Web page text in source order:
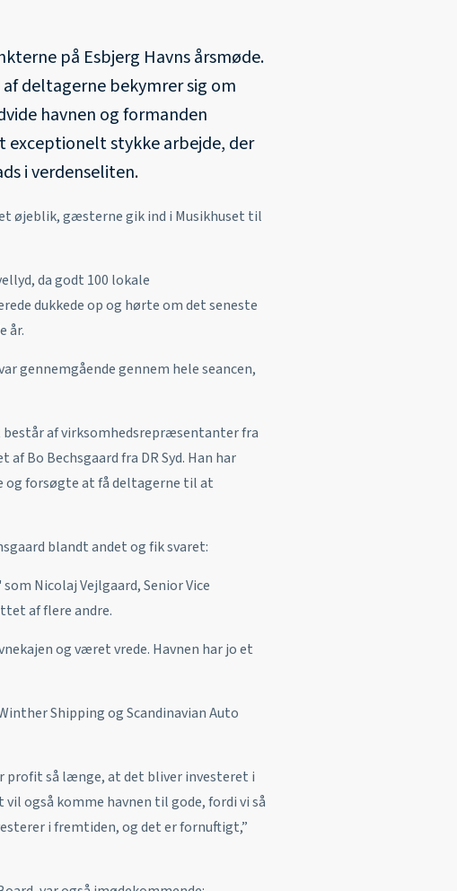
på Esbjerg Havns årsmøde.
deltagerne bekymrer sig om
havnen og formanden
exceptionelt stykke arbejde, der
i verdenseliten.
øjeblik, gæsterne gik ind i Musikhuset til
da godt 100 lokale
dukkede op og hørte om det seneste
år.
gennemgående gennem hele seancen,
består af virksomhedsrepræsentanter fra
Bo Bechsgaard fra DR Syd. Han har
forsøgte at få deltagerne til at
blandt andet og fik svaret:
Nicolaj Vejlgaard, Senior Vice
af flere andre.
og været vrede. Havnen har jo et
Shipping og Scandinavian Auto
profit så længe, at det bliver investeret i
vil også komme havnen til gode, fordi vi så
i fremtiden, og det er fornuftigt,”